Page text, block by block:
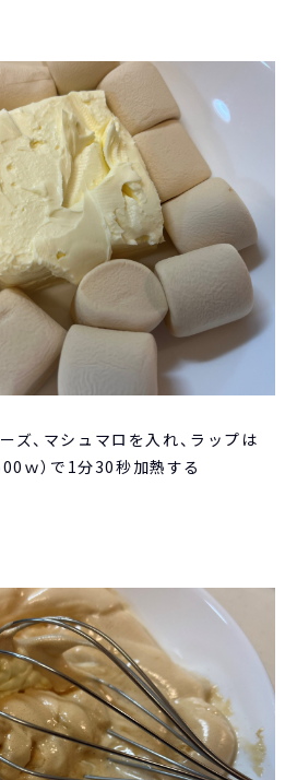
ズ、マシュマロを入れ、ラップは
ｗ）で1分30秒加熱する